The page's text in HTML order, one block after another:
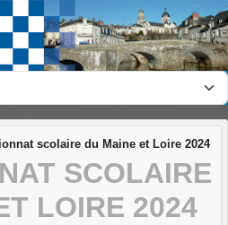
scolaire du Maine et Loire 2024
SCOLAIRE
LOIRE 2024